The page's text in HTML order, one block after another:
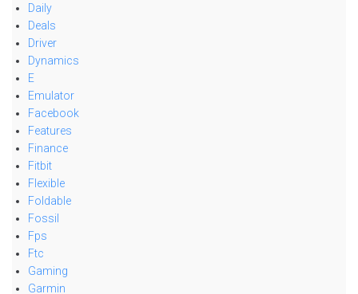
Daily
Deals
Driver
Dynamics
E
Emulator
Facebook
Features
Finance
Fitbit
Flexible
Foldable
Fossil
Fps
Ftc
Gaming
Garmin